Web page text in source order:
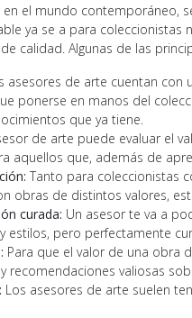
el mundo contemporáneo,
ya se a para
calidad. Algunas de las
asesores de arte cuentan con
ponerse en manos del
que ya tiene.
de arte puede evaluar el
aquellos que, además de
Tanto para coleccionistas
obras de distintos valores,
curada: Un asesor te va a
estilos, pero perfectamente
Para que el valor de una obra
recomendaciones valiosas
Los asesores de arte suelen